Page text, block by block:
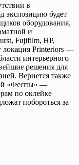
в
экспозицию будет
оборудования,
и
Fujifilm, HP,
Printeriors —
интерьерного
решения для
Вернется также
«Феспы» —
по оклейке
побороться за